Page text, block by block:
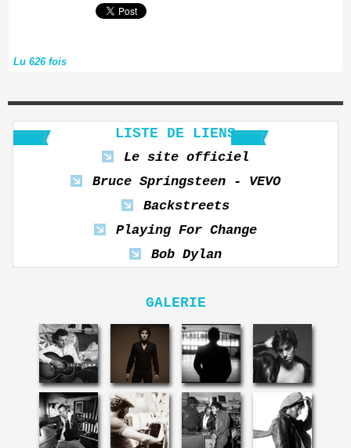
Lu 626 fois
LISTE DE LIENS
Le site officiel
Bruce Springsteen - VEVO
Backstreets
Playing For Change
Bob Dylan
GALERIE